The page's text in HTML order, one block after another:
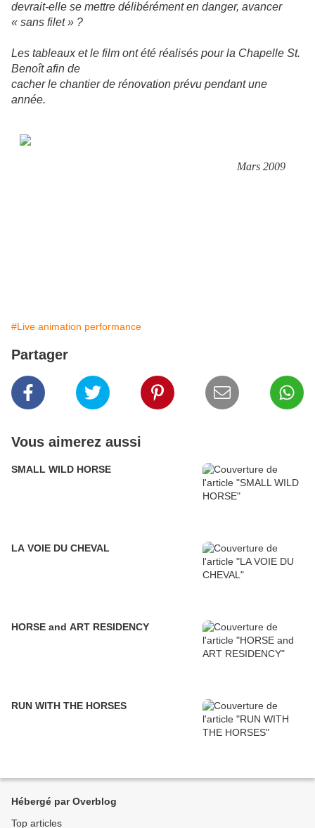
devrait-elle se mettre délibérément en danger, avancer
« sans filet » ?
Les tableaux et le film ont été réalisés pour la Chapelle St.
Benoît afin de
cacher le chantier de rénovation prévu pendant une
année.
Mars 2009
#Live animation performance
Partager
Vous aimerez aussi
SMALL WILD HORSE
LA VOIE DU CHEVAL
HORSE and ART RESIDENCY
RUN WITH THE HORSES
Hébergé par Overblog
Top articles